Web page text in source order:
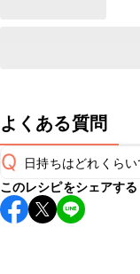
よくある質問
Q 日持ちはどれくらい
保存期間は冷蔵で翌
し上がりください。
このレシピをシェアする